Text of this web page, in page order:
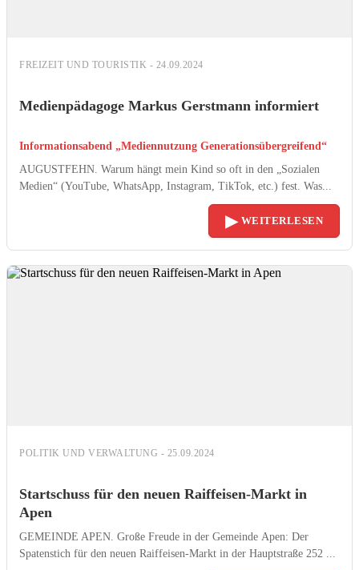
FREIZEIT UND TOURISTIK - 24.09.2024
Medienpädagoge Markus Gerstmann informiert
Informationsabend „Mediennutzung Generationsübergreifend“
AUGUSTFEHN. Warum hängt mein Kind so oft in den „Sozialen
Medien“ (YouTube, WhatsApp, Instagram, TikTok, etc.) fest. Was...
▶ WEITERLESEN
POLITIK UND VERWALTUNG - 25.09.2024
Startschuss für den neuen Raiffeisen-Markt in
Apen
GEMEINDE APEN. Große Freude in der Gemeinde Apen: Der
Spatenstich für den neuen Raiffeisen-Markt in der Hauptstraße 252 ...